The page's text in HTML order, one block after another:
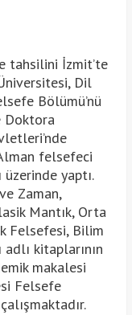
tahsilini İzmit’te
Dil
Bölümü’nü
Doktora
felsefeci
yaptı.
Zaman,
Mantık, Orta
Felsefesi, Bilim
kitaplarının
makalesi
Felsefe